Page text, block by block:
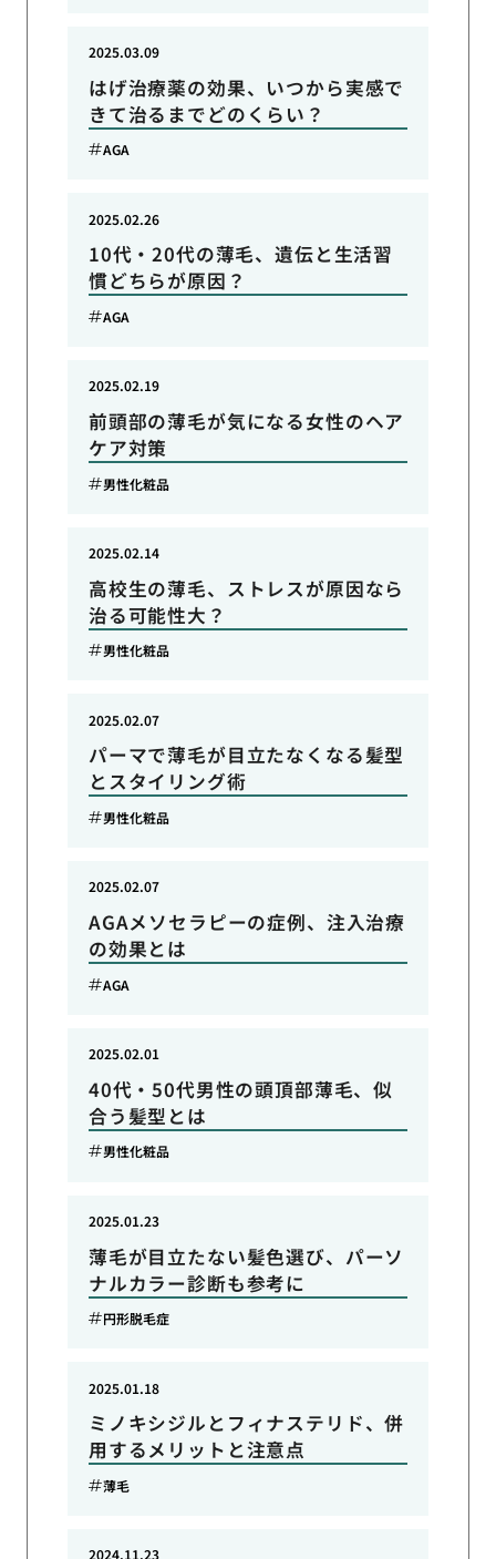
はげ治療薬の効果、いつから実感で
きて治るまでどのくらい？
2025.03.09
AGA
10代・20代の薄毛、遺伝と生活習
慣どちらが原因？
2025.02.26
AGA
前頭部の薄毛が気になる女性のヘア
ケア対策
2025.02.19
男性化粧品
高校生の薄毛、ストレスが原因なら
治る可能性大？
2025.02.14
男性化粧品
パーマで薄毛が目立たなくなる髪型
とスタイリング術
2025.02.07
男性化粧品
AGAメソセラピーの症例、注入治療
の効果とは
2025.02.07
AGA
40代・50代男性の頭頂部薄毛、似
合う髪型とは
2025.02.01
男性化粧品
薄毛が目立たない髪色選び、パーソ
ナルカラー診断も参考に
2025.01.23
円形脱毛症
ミノキシジルとフィナステリド、併
用するメリットと注意点
2025.01.18
薄毛
2024.11.23